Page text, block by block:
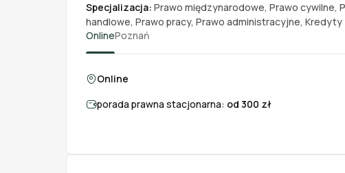
Specjalizacja: Prawo międzynarodowe, Prawo cywilne,
handlowe, Prawo pracy, Prawo administracyjne, Kredyty
OnlinePoznań
Online
porada prawna stacjonarna: od 300 zł